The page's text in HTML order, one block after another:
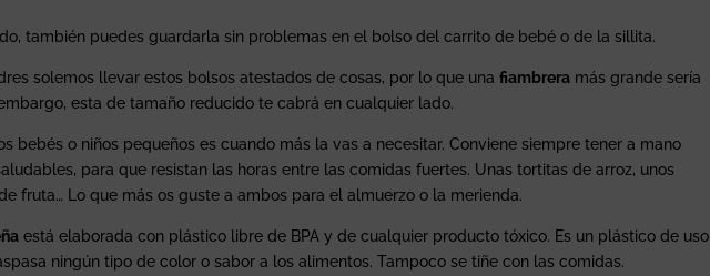
también puedes guardarla sin problemas en el bolso del carrito de bebé o de la sillita.
solemos llevar estos bolsos atestados de cosas, por lo que una fiambreramás grande sería
esta de tamaño reducido te cabrá en cualquier lado.
bebés o niños pequeños es cuando más la vas a necesitar. Conviene siempre tener a mano
para que resistan las horas entre las comidas fuertes. Unas tortitas de arroz, unos
fruta… Lo que más os guste a ambos para el almuerzo o la merienda.
está elaborada con plástico libre de BPA y de cualquier producto tóxico. Es un plástico de uso
ningún tipo de color o sabor a los alimentos. Tampoco se tiñe con las comidas.